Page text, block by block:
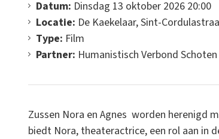
Datum: Dinsdag 13 oktober 2026 20:00
Locatie: De Kaekelaar, Sint-
Type: Film
Partner: Humanistisch Verbond
Zussen Nora en Agnes worden herenigd
biedt Nora, theateractrice, een rol aan in